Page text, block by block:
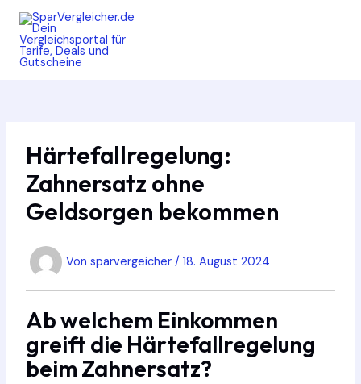
Zum
Inhalt
springen
Härtefallregelung:
Zahnersatz ohne
Geldsorgen bekommen
Von sparvergeicher / 18. August 2024
Ab welchem Einkommen
greift die Härtefallregelung
beim Zahnersatz?